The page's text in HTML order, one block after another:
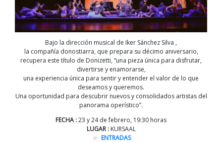
Bajo la dirección musical de Iker Sánchez Silva ,
la compañía donostiarra, que prepara su décimo aniversario,
recupera este título de Donizetti, “una pieza única para disfrutar,
divertirse y enamorarse,
una experiencia única para sentir y entender el valor de lo que
deseamos y queremos.
Una oportunidad para descubrir nuevos y consolidados artistas del
panorama operístico”.
FECHA :23 y 24 de febrero, 19:30 horas
LUGAR :KURSAAL
ENTRADAS